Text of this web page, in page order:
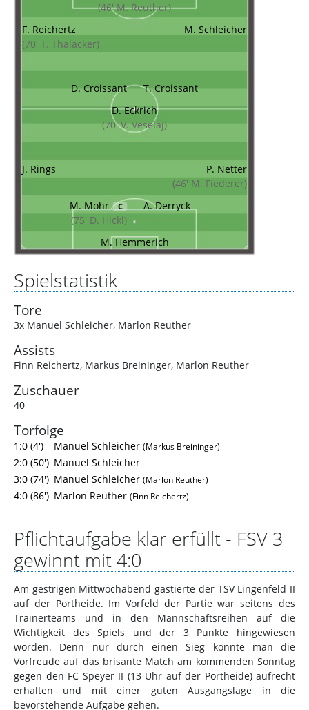
(46' M. Reuther)
F. Reichertz
(70' T. Thalacker)
M. Schleicher
D. Croissant
T. Croissant
D. Eckrich
(70' V. Veselaj)
J. Rings
P. Netter
(46' M. Fiederer)
M. Mohr
C
(75' D. Hickl)
A. Derryck
M. Hemmerich
Spielstatistik
Tore
3x Manuel Schleicher, Marlon Reuther
Assists
Finn Reichertz, Markus Breininger, Marlon Reuther
Zuschauer
40
Torfolge
1:0 (4') Manuel Schleicher (Markus Breininger)
2:0 (50') Manuel Schleicher
3:0 (74') Manuel Schleicher (Marlon Reuther)
4:0 (86') Marlon Reuther (Finn Reichertz)
Pflichtaufgabe klar erfüllt - FSV 3
gewinnt mit 4:0
Am gestrigen Mittwochabend gastierte der TSV Lingenfeld II
auf der Portheide. Im Vorfeld der Partie war seitens des
Trainerteams und in den Mannschaftsreihen auf die
Wichtigkeit des Spiels und der 3 Punkte hingewiesen
worden. Denn nur durch einen Sieg konnte man die
Vorfreude auf das brisante Match am kommenden Sonntag
gegen den FC Speyer II (13 Uhr auf der Portheide) aufrecht
erhalten und mit einer guten Ausgangslage in die
bevorstehende Aufgabe gehen.